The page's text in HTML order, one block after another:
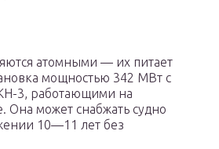
атомными — их питает
мощностью 342 МВт с
3, работающими на
Она может снабжать судно
10—11 лет без